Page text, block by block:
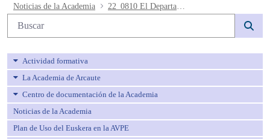
22_0810 El Departamento de
Noticias de la Academia
Búsqueda web
Actividad formativa
La Academia de Arcaute
Centro de documentación de la Academia
Noticias de la Academia
Plan de Uso del Euskera en la AVPE